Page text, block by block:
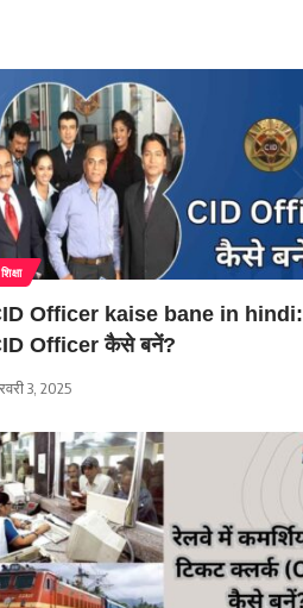
शिक्षा
Officer kaise bane in hindi:
Officer कैसे बनें?
3, 2025